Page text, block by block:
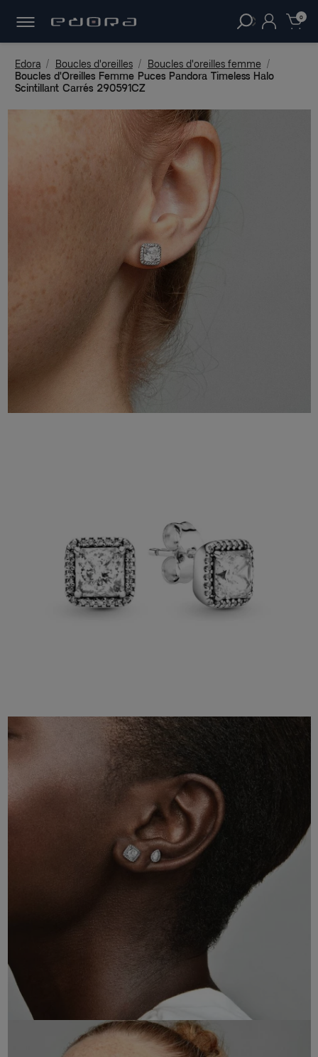
clear 0
Edora Boucles d'oreilles
Boucles d'oreilles femme
Boucles d'Oreilles Femme Puces Pandora Timeless Halo
Scintillant Carrés 290591CZ